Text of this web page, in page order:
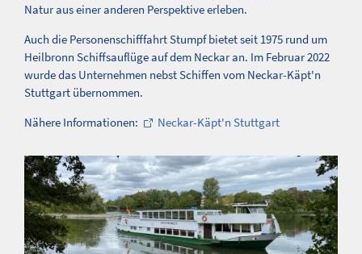
Natur aus einer anderen Perspektive erleben.
Auch die Personenschifffahrt Stumpf bietet seit 1975 rund um
Heilbronn Schiffsauflüge auf dem Neckar an. Im Februar 2022
wurde das Unternehmen nebst Schiffen vom Neckar-Käpt'n
Stuttgart übernommen.
Nähere Informationen:
Neckar-Käpt'n Stuttgart